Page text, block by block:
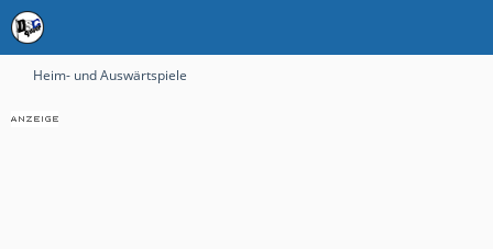
Heim- und Auswärtspiele